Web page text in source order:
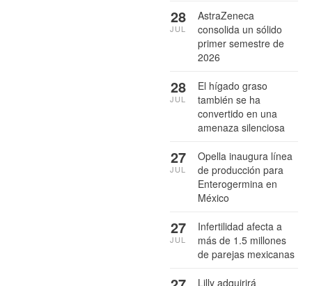
AstraZeneca
consolida un sólido
primer semestre de
2026
28
JUL
El hígado graso
también se ha
convertido en una
amenaza silenciosa
28
JUL
Opella inaugura línea
de producción para
Enterogermina en
México
27
JUL
Infertilidad afecta a
más de 1.5 millones
de parejas mexicanas
27
JUL
Lilly adquirirá